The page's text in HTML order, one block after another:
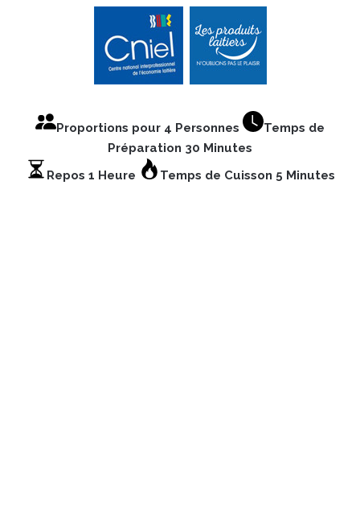
Proportions pour 4 Personnes
Temps de
Préparation 30 Minutes
Repos 1 Heure
Temps de Cuisson 5 Minutes